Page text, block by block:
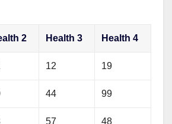
2 Health 3 Health 4
12 19
44 99
57 48